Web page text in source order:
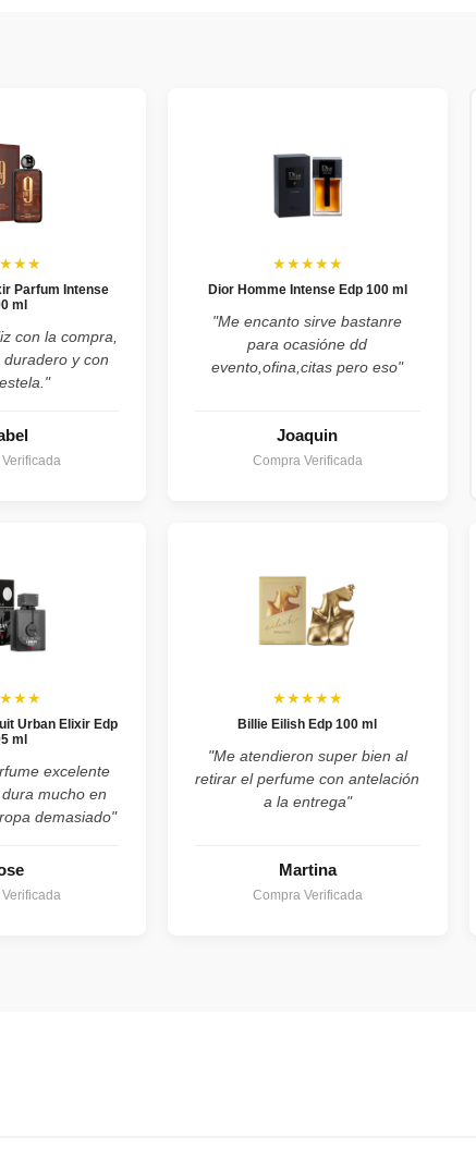
Parfum Intense
ml
con la compra,
y con
★★★★★
Dior Homme Intense Edp 100 ml
"Me encanto sirve bastanre
para ocasióne dd
evento,ofina,citas pero eso"
Joaquin
Compra Verificada
Urban Elixir Edp
ml
excelente
mucho en
demasiado"
★★★★★
Billie Eilish Edp 100 ml
"Me atendieron super bien al
retirar el perfume con antelación
a la entrega"
Martina
Compra Verificada